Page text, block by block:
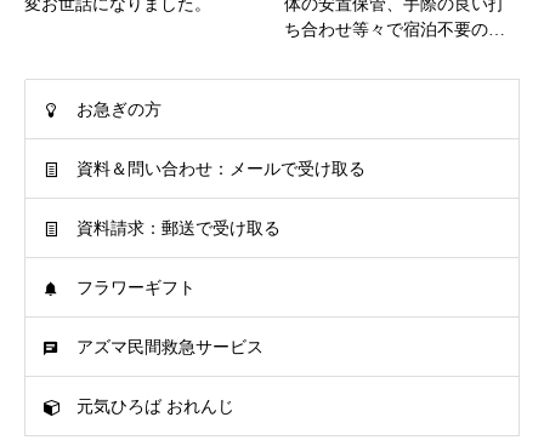
変お世話になりました。
体の安置保管、手際の良い打
ち合わせ等々で宿泊不要の…
お急ぎの方
資料＆問い合わせ：メールで受け取る
資料請求：郵送で受け取る
フラワーギフト
アズマ民間救急サービス
元気ひろば おれんじ